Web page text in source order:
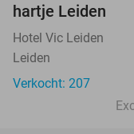
hartje Leiden
Hotel Vic Leiden
Leiden
Verkocht: 207